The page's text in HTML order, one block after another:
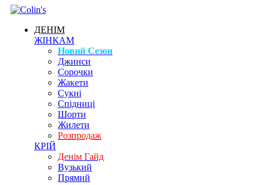
ДЕНІМ
ЖІНКАМ
Новий Сезон
Джинси
Сорочки
Жакети
Сукні
Спідниці
Шорти
Жилети
Розпродаж
КРІЙ
Денім Гайд
Вузький
Прямий